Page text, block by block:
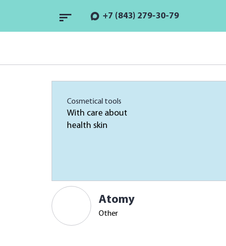
+7 (843) 279-30-79
Cosmetical tools
With care about
health skin
Atomy
Other